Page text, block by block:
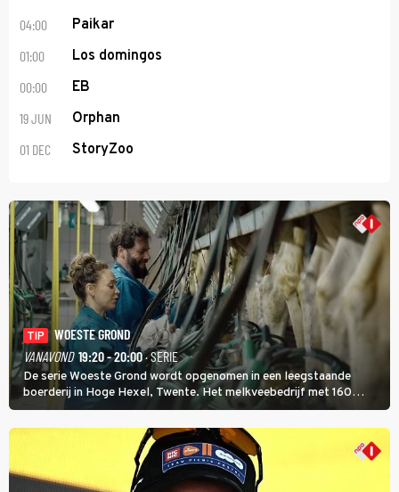
04:00 Paikar
01:00 Los domingos
00:00 EB
19 JUN Orphan
01 DEC StoryZoo
TIP
WOESTE GROND
VANAVOND 19:20 - 20:00· SERIE
De serie Woeste Grond wordt opgenomen in een leegstaande
boerderij in Hoge Hexel, Twente. Het melkveebedrijf met 160
koeien moest sluiten, omdat het dicht bij een Natura 2000-gebied
ligt. In de serie heerst er een gevaarlijke veeziekte.